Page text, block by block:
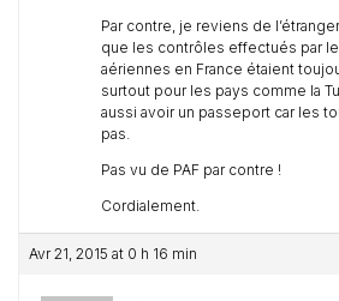
Par contre, je reviens de
que les contrôles effectués par
aériennes en France étaient
surtout pour les pays comme la
aussi avoir un passeport car les
pas.
Pas vu de PAF par contre !
Cordialement.
Avr 21, 2015 at 0 h 16 min